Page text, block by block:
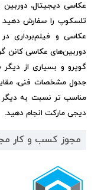
عکاسی دیجیتال، دوربین
تلسکوپ را سفارش
عکاسی و فیلم‌برداری
دوربین‌های عکاسی کانن
گوپرو و بسیاری از دیگر
جدول مشخصات فنی،
مناسب تر نسبت به دیگر
دیجی مارکت انجام دهید.
مجوز کسب و کار